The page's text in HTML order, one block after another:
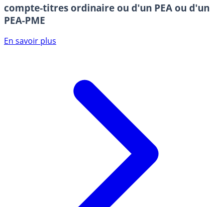
compte-titres ordinaire ou d'un PEA ou d'un
PEA-PME
En savoir plus